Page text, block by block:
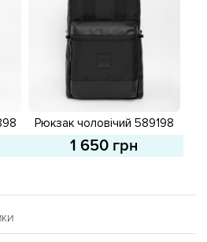
Рюкзак чоловічий 589198
Чорний
1 650 грн